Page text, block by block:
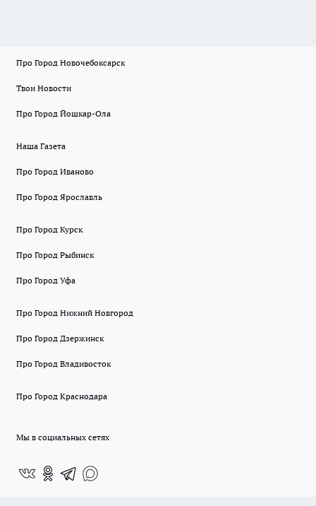
Про Город Новочебоксарск
Твои Новости
Про Город Йошкар-Ола
Наша Газета
Про Город Иваново
Про Город Ярославль
Про Город Курск
Про Город Рыбинск
Про Город Уфа
Про Город Нижний Новгород
Про Город Дзержинск
Про Город Владивосток
Про Город Краснодара
Мы в социальных сетях